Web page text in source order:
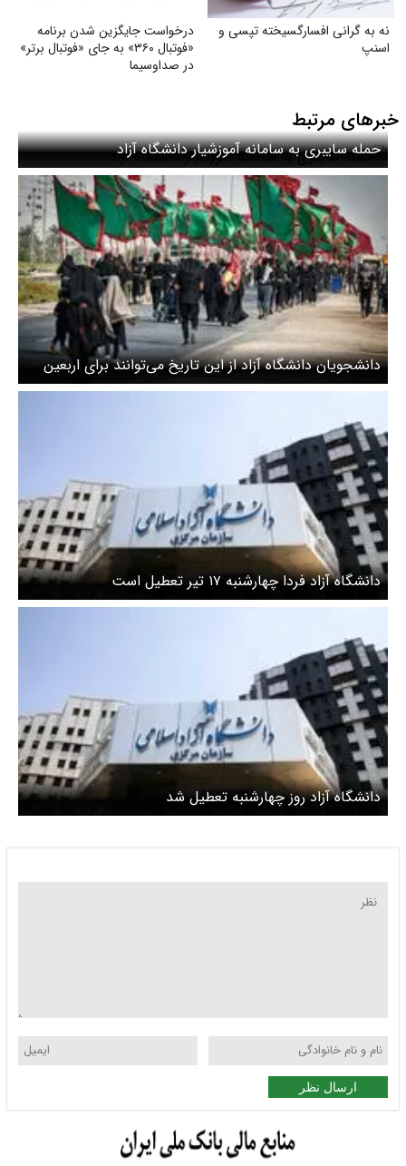
نه به گرانی افسارگسیخته تپسی و
اسنپ
درخواست جایگزین شدن برنامه
«فوتبال ۳۶۰» به جای «فوتبال برتر»
در صداوسیما
خبرهای مرتبط
حمله سایبری به سامانه آموزشیار دانشگاه آزاد
دانشجویان دانشگاه آزاد از این تاریخ می‌توانند برای اربعین
ثبت‌نام کنند
دانشگاه آزاد فردا چهارشنبه ۱۷ تیر تعطیل است
دانشگاه آزاد روز چهارشنبه تعطیل شد
ارسال نظر